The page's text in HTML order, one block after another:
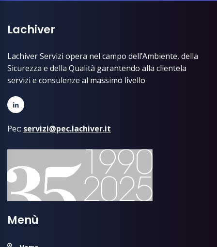
Lachiver
Lachiver Servizi opera nel campo dell’Ambiente, della
Sicurezza e della Qualità garantendo alla clientela
servizi e consulenze al massimo livello
Pec: servizi@pec.lachiver.it
Menù